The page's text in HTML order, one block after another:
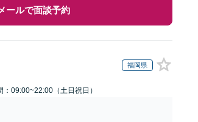
ールで面談予約
福岡県
：09:00~22:00（土日祝日）